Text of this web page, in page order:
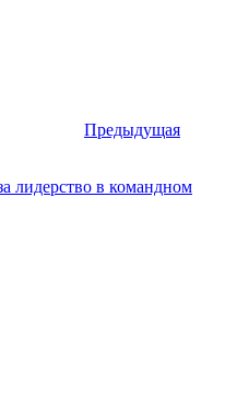
Предыдущая
лидерство в командном